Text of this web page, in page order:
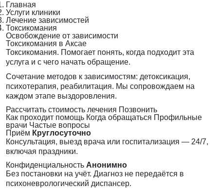
Главная
Услуги клиники
Лечение зависимостей
Токсикомания
Освобождение от зависимости
Токсикомания в Аксае
Токсикомания. Помогает понять, когда подходит эта
услуга и с чего начать обращение.
Сочетание методов к зависимостям: детоксикация,
психотерапия, реабилитация. Мы сопровождаем на
каждом этапе выздоровления.
Рассчитать стоимость лечения Позвонить
Как проходит помощь Когда обращаться Профильные
врачи Частые вопросы
Приём Круглосуточно
Консультация, выезд врача или госпитализация — 24/7,
включая праздники.
Конфиденциальность Анонимно
Без постановки на учёт. Диагноз не передаётся в
психоневрологический диспансер.